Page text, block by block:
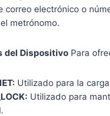
correo electrónico o
metrónomo.
del Dispositivo Para
Utilizado para la
Utilizado para